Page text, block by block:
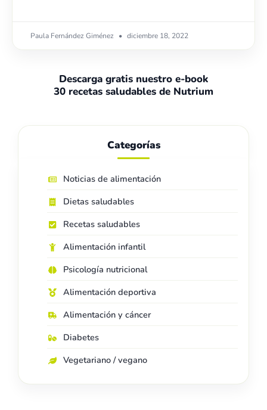
Paula Fernández Giménez diciembre 18, 2022
Descarga gratis nuestro e-book
30 recetas saludables de Nutrium
Categorías
Noticias de alimentación
Dietas saludables
Recetas saludables
Alimentación infantil
Psicología nutricional
Alimentación deportiva
Alimentación y cáncer
Diabetes
Vegetariano / vegano